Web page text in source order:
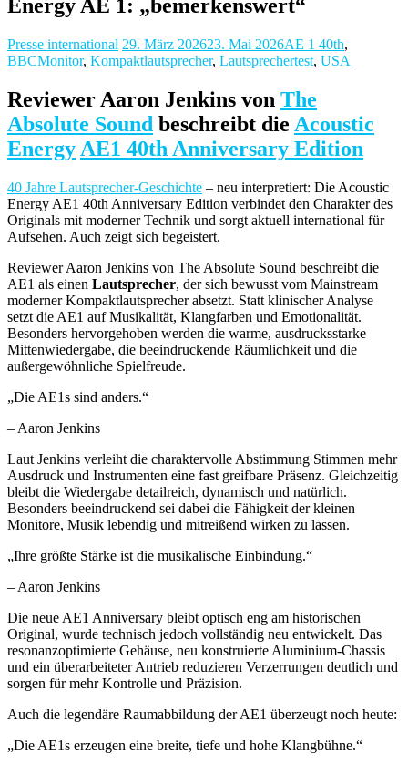
Energy AE 1: „bemerkenswert“
Presse international 29. März 202623. Mai 2026AE 1 40th,
BBCMonitor, Kompaktlautsprecher, Lautsprechertest, USA
Reviewer Aaron Jenkins von The
Absolute Sound beschreibt die Acoustic
Energy AE1 40th Anniversary Edition
40 Jahre Lautsprecher-Geschichte – neu interpretiert: Die Acoustic
Energy AE1 40th Anniversary Edition verbindet den Charakter des
Originals mit moderner Technik und sorgt aktuell international für
Aufsehen. Auch zeigt sich begeistert.
Reviewer Aaron Jenkins von The Absolute Sound beschreibt die
AE1 als einen Lautsprecher, der sich bewusst vom Mainstream
moderner Kompaktlautsprecher absetzt. Statt klinischer Analyse
setzt die AE1 auf Musikalität, Klangfarben und Emotionalität.
Besonders hervorgehoben werden die warme, ausdrucksstarke
Mittenwiedergabe, die beeindruckende Räumlichkeit und die
außergewöhnliche Spielfreude.
„Die AE1s sind anders.“
– Aaron Jenkins
Laut Jenkins verleiht die charaktervolle Abstimmung Stimmen mehr
Ausdruck und Instrumenten eine fast greifbare Präsenz. Gleichzeitig
bleibt die Wiedergabe detailreich, dynamisch und natürlich.
Besonders beeindruckend sei dabei die Fähigkeit der kleinen
Monitore, Musik lebendig und mitreißend wirken zu lassen.
„Ihre größte Stärke ist die musikalische Einbindung.“
– Aaron Jenkins
Die neue AE1 Anniversary bleibt optisch eng am historischen
Original, wurde technisch jedoch vollständig neu entwickelt. Das
resonanzoptimierte Gehäuse, neu konstruierte Aluminium-Chassis
und ein überarbeiteter Antrieb reduzieren Verzerrungen deutlich und
sorgen für mehr Kontrolle und Präzision.
Auch die legendäre Raumabbildung der AE1 überzeugt noch heute:
„Die AE1s erzeugen eine breite, tiefe und hohe Klangbühne.“